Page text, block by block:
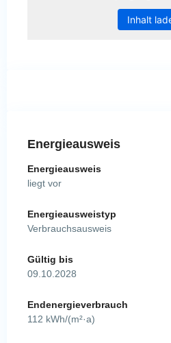
Inhalt
Energieausweis
Energieausweis
liegt vor
Energie­ausweistyp
Verbrauchsausweis
Gültig bis
09.10.2028
Endenergieverbrauch
112 kWh/(m²·a)